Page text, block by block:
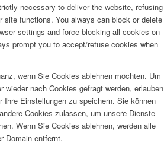
necessary to deliver the website, refusing
site functions. You always can block or delete
settings and force blocking all cookies on
prompt you to accept/refuse cookies when
wenn Sie Cookies ablehnen möchten. Um
wieder nach Cookies gefragt werden, erlauben
Ihre Einstellungen zu speichern. Sie können
Cookies zulassen, um unsere Dienste
Wenn Sie Cookies ablehnen, werden alle
Domain entfernt.